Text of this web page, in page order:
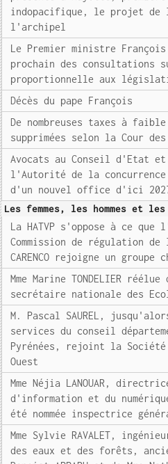
indopacifique, le projet de
l'archipel
Le Premier ministre François
prochain des
proportionnelle aux
Décès du pape François
De nombreuses taxes à
supprimées selon la Cour des
Avocats au Conseil d'Etat
l'Autorité de la concurrence
d'un nouvel office d'ici
Les femmes, les hommes et
La HATVP s'oppose à ce
Commission de régulation
CARENCO rejoigne un
Mme Marine TONDELIER
secrétaire nationale des
M. Pascal SAUREL,
services du conseil
Pyrénées, rejoint la Société
Ouest
Mme Néjia LANOUAR,
d'information et du
été nommée inspectrice
Mme Sylvie RAVALET,
des eaux et des forêts,